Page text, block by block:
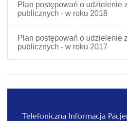
Plan postępowań o udzielenie
publicznych - w roku 2018
Plan postępowań o udzielenie
publicznych - w roku 2017
Telefoniczna Informacja